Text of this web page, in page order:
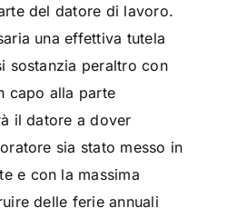
del datore di lavoro.
una effettiva tutela
sostanzia peraltro con
capo alla parte
il datore a dover
sia stato messo in
e con la massima
delle ferie annuali